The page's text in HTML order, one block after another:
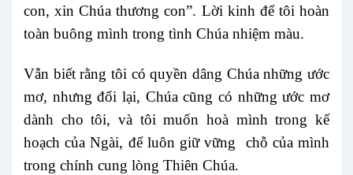
con, xin Chúa thương con”. Lời kinh để tôi hoàn
toàn buông mình trong tình Chúa nhiệm màu.
Vẫn biết rằng tôi có quyền dâng Chúa những ước
mơ, nhưng đổi lại, Chúa cũng có những ước mơ
dành cho tôi, và tôi muốn hoà mình trong kế
hoạch của Ngài, để luôn giữ vững chỗ của mình
trong chính cung lòng Thiên Chúa.